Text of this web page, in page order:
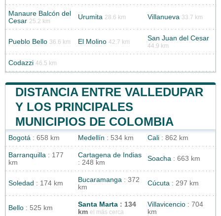
Manaure Balcón del
Cesar 25.2 km
Urumita 28.6 km Villanueva 33.7 km
Pueblo Bello 36.6 km El Molino 42.7 km San Juan del Cesar
44.9 km
Codazzi 46.5 km
DISTANCIA ENTRE VALLEDUPAR
Y LOS PRINCIPALES
MUNICIPIOS DE COLOMBIA
Bogotá : 658 km Medellín : 534 km Cali : 862 km
Barranquilla : 177
km
Cartagena de Indias
: 248 km
Soacha : 663 km
Soledad : 174 km Bucaramanga : 372
km
Cúcuta : 297 km
Bello : 525 km Santa Marta : 134
km el más cerca
Villavicencio : 704
km